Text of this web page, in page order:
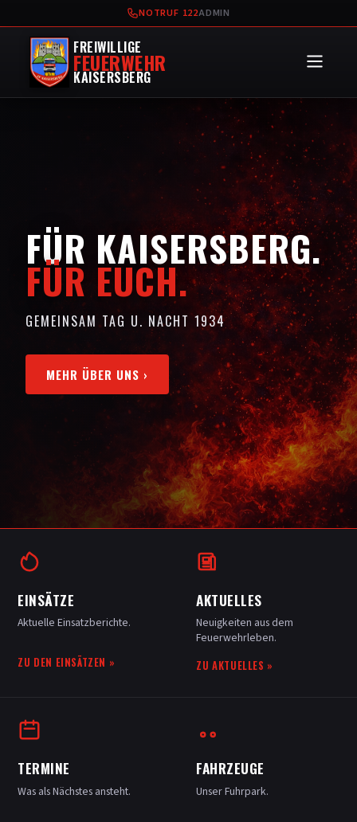
NOTRUF 122ADMIN
FREIWILLIGE
FEUERWEHR
KAISERSBERG
FÜR KAISERSBERG.
FÜR EUCH.
GEMEINSAM TAG U. NACHT 1934
MEHR ÜBER UNS ›
EINSÄTZE
Aktuelle Einsatzberichte.
ZU DEN EINSÄTZEN »
AKTUELLES
Neuigkeiten aus dem
Feuerwehrleben.
ZU AKTUELLES »
TERMINE
Was als Nächstes ansteht.
FAHRZEUGE
Unser Fuhrpark.